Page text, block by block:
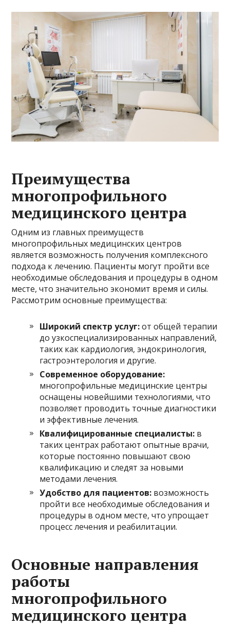
Преимущества
многопрофильного
медицинского центра
Одним из главных преимуществ
многопрофильных медицинских центров
является возможность получения комплексного
подхода к лечению. Пациенты могут пройти все
необходимые обследования и процедуры в одном
месте, что значительно экономит время и силы.
Рассмотрим основные преимущества:
Широкий спектр услуг:от общей терапии
до узкоспециализированных направлений,
таких как кардиология, эндокринология,
гастроэнтерология и другие.
Современное оборудование:
многопрофильные медицинские центры
оснащены новейшими технологиями, что
позволяет проводить точные диагностики
и эффективные лечения.
Квалифицированные специалисты: в
таких центрах работают опытные врачи,
которые постоянно повышают свою
квалификацию и следят за новыми
методами лечения.
Удобство для пациентов: возможность
пройти все необходимые обследования и
процедуры в одном месте, что упрощает
процесс лечения и реабилитации.
Основные направления
работы
многопрофильного
медицинского центра